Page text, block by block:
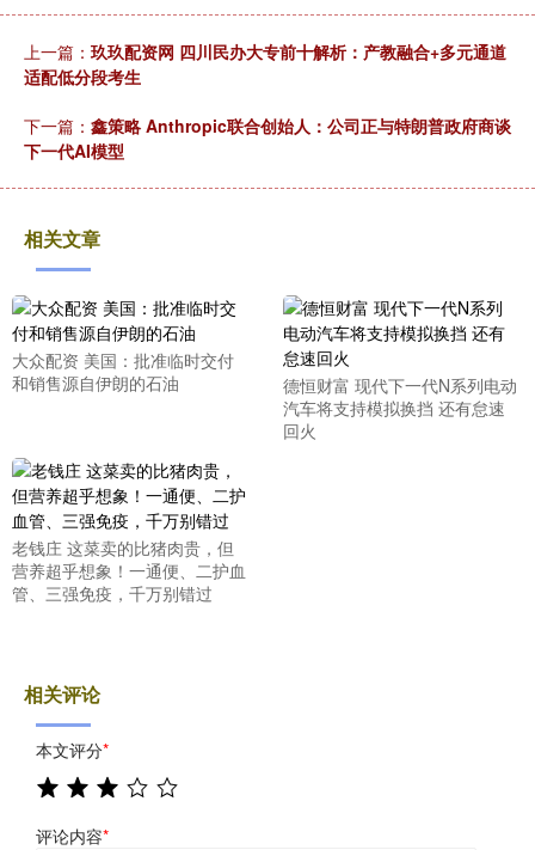
上一篇： 玖玖配资网 四川民办大专前十解析：产教融合+多元通道
适配低分段考生
下一篇： 鑫策略 Anthropic联合创始人：公司正与特朗普政府商谈
下一代AI模型
相关文章
大众配资 美国：批准临时交付
和销售源自伊朗的石油
德恒财富 现代下一代N系列电动
汽车将支持模拟换挡 还有怠速
回火
老钱庄 这菜卖的比猪肉贵，但
营养超乎想象！一通便、二护血
管、三强免疫，千万别错过
相关评论
本文评分*
评论内容*